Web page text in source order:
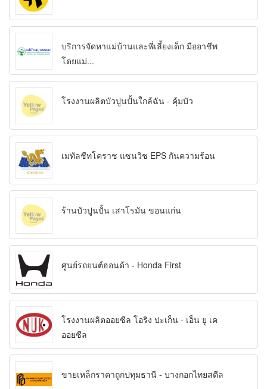
บริการจัดหาแม่บ้านและพี่เลี้ยงเด็ก มืออาชีพ
โดยแม่...
โรงงานผลิตบัวปูนปั้นใกล้ฉัน - คุ้มบัว
เมทัลชีทโคราช แซนวิช EPS กันความร้อน
ร้านบัวปูนปั้น เสาโรมัน ขอนแก่น
ศูนย์รถยนต์ฮอนด้า - Honda First
โรงงานผลิตออยซีล โอริง ปะเก็น - เอ็น ยู เค
ออยซีล
ขายเหล็กราคาถูกปทุมธานี - บางกอกไทยสตีล